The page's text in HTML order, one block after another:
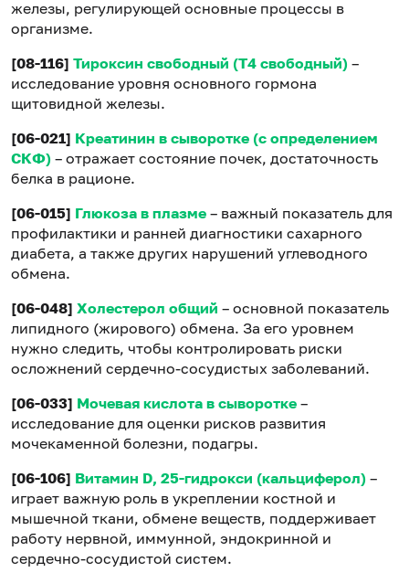
железы, регулирующей основные процессы в
организме.
[08-116] Тироксин свободный (Т4 свободный) –
исследование уровня основного гормона
щитовидной железы.
[06-021] Креатинин в сыворотке (с определением
СКФ) – отражает состояние почек, достаточность
белка в рационе.
[06-015] Глюкоза в плазме – важный показатель для
профилактики и ранней диагностики сахарного
диабета, а также других нарушений углеводного
обмена.
[06-048] Холестерол общий – основной показатель
липидного (жирового) обмена. За его уровнем
нужно следить, чтобы контролировать риски
осложнений сердечно-сосудистых заболеваний.
[06-033] Мочевая кислота в сыворотке –
исследование для оценки рисков развития
мочекаменной болезни, подагры.
[06-106] Витамин D, 25-гидрокси (кальциферол) –
играет важную роль в укреплении костной и
мышечной ткани, обмене веществ, поддерживает
работу нервной, иммунной, эндокринной и
сердечно-сосудистой систем.